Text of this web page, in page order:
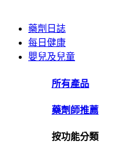
藥劑日誌
每日健康
嬰兒及兒童
所有產品
藥劑師推薦
按功能分類